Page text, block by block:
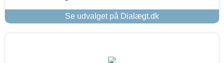
Se udvalget på Dialægt.dk